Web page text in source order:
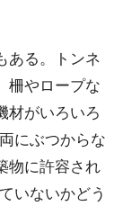
ある。トンネ
柵やロープな
材がいろいろ
にぶつからな
物に許容され
いないかどう